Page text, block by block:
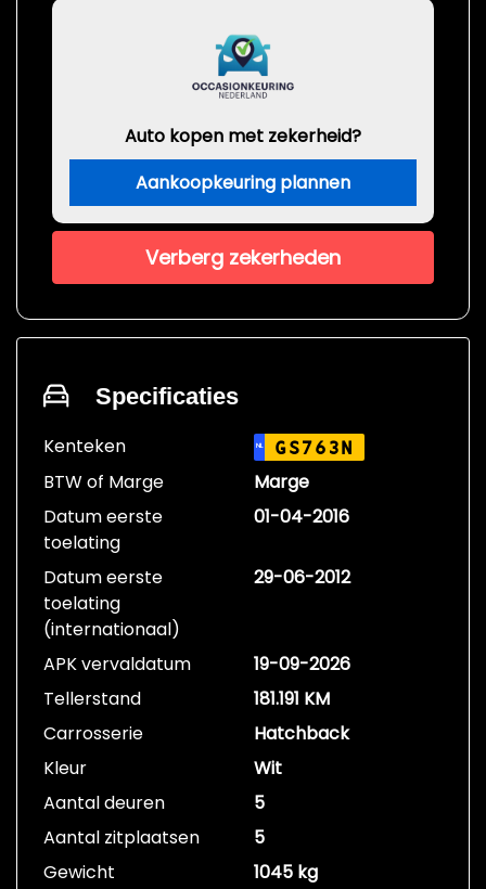
Auto kopen met zekerheid?
Aankoopkeuring plannen
Verberg zekerheden
Specificaties
Kenteken NL GS763N
BTW of Marge
Marge
Datum eerste
toelating
01-04-2016
Datum eerste
toelating
(internationaal)
29-06-2012
APK vervaldatum
19-09-2026
Tellerstand
181.191 KM
Carrosserie
Hatchback
Kleur
Wit
Aantal deuren
5
Aantal zitplaatsen
5
Gewicht
1045 kg